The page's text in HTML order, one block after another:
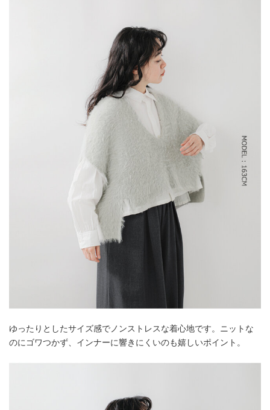
ゆったりとしたサイズ感でノンストレスな着心地です。ニットな
のにゴワつかず、インナーに響きにくいのも嬉しいポイント。